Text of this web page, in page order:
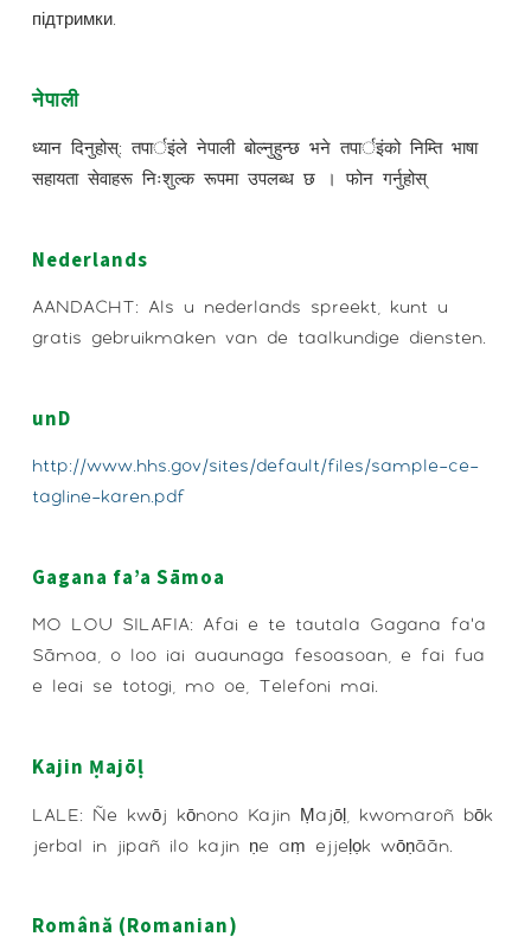
підтримки.
नेपाली
ध्यान दिनुहोस्: तपार्इंले नेपाली बोल्नुहुन्छ भने तपार्इंको निम्ति भाषा
सहायता सेवाहरू निःशुल्क रूपमा उपलब्ध छ । फोन गर्नुहोस्
Nederlands
AANDACHT: Als u nederlands spreekt, kunt u
gratis gebruikmaken van de taalkundige diensten.
unD
http://www.hhs.gov/sites/default/files/sample-ce-
tagline-karen.pdf
Gagana fa’a Sāmoa
MO LOU SILAFIA: Afai e te tautala Gagana fa’a
Sāmoa, o loo iai auaunaga fesoasoan, e fai fua
e leai se totogi, mo oe, Telefoni mai.
Kajin Ṃajōḷ
LALE: Ñe kwōj kōnono Kajin Ṃajōḷ, kwomaroñ bōk
jerbal in jipañ ilo kajin ṇe aṃ ejjeḷọk wōṇāān.
Română (Romanian)